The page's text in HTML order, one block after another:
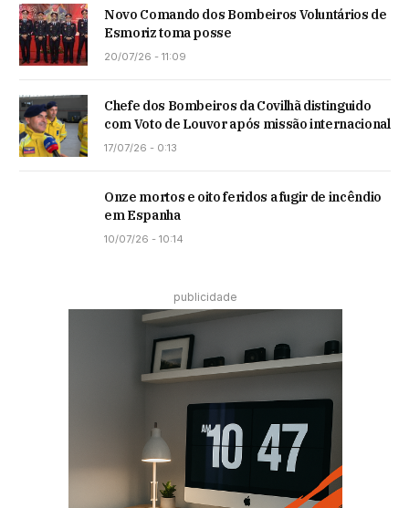
Novo Comando dos Bombeiros Voluntários de
Esmoriz toma posse
20/07/26 - 11:09
Chefe dos Bombeiros da Covilhã distinguido
com Voto de Louvor após missão internacional
17/07/26 - 0:13
Onze mortos e oito feridos a fugir de incêndio
em Espanha
10/07/26 - 10:14
publicidade